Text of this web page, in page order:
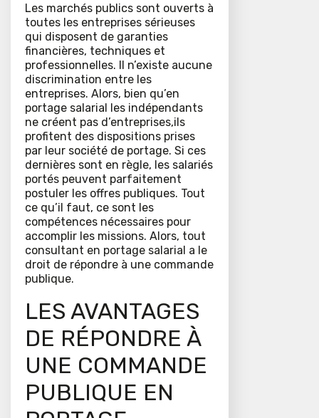
Les marchés publics sont ouverts à
toutes les entreprises sérieuses
qui disposent de garanties
financières, techniques et
professionnelles. Il n’existe aucune
discrimination entre les
entreprises. Alors, bien qu’en
portage salarial les indépendants
ne créent pas d’entreprises,ils
profitent des dispositions prises
par leur société de portage. Si ces
dernières sont en règle, les salariés
portés peuvent parfaitement
postuler les offres publiques. Tout
ce qu’il faut, ce sont les
compétences nécessaires pour
accomplir les missions. Alors, tout
consultant en portage salarial a le
droit de répondre à une commande
publique.
LES AVANTAGES
DE RÉPONDRE À
UNE COMMANDE
PUBLIQUE EN